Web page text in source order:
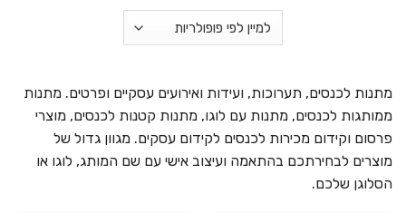
מתנות לכנסים, תערוכות, ועידות ואירועים עסקיים ופרטים. מתנות
ממותגות לכנסים, מתנות עם לוגו, מתנות קטנות לכנסים, מוצרי
פרסום וקידום מכירות לכנסים לקידום עסקים. מגוון גדול של
מוצרים לבחירתכם בהתאמה ועיצוב אישי עם שם המותג, לוגו או
הסלוגן שלכם.